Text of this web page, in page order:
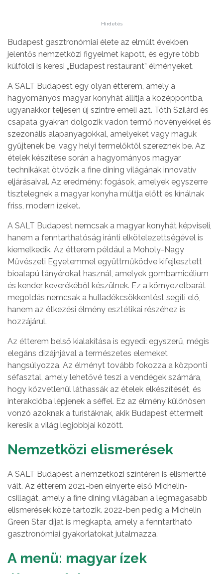
Hirdetés
Budapest gasztronómiai élete az elmúlt években
jelentős nemzetközi figyelmet kapott, és egyre több
külföldi is keresi „Budapest restaurant” élményeket.
A SALT Budapest egy olyan étterem, amely a
hagyományos magyar konyhát állítja a középpontba,
ugyanakkor teljesen új szintre emeli azt. Tóth Szilárd és
csapata gyakran dolgozik vadon termő növényekkel és
szezonális alapanyagokkal, amelyeket vagy maguk
gyűjtenek be, vagy helyi termelőktől szereznek be. Az
ételek készítése során a hagyományos magyar
technikákat ötvözik a fine dining világának innovatív
eljárásaival. Az eredmény: fogások, amelyek egyszerre
tisztelegnek a magyar konyha múltja előtt és kínálnak
friss, modern ízeket.
A SALT Budapest nemcsak a magyar konyhát képviseli,
hanem a fenntarthatóság iránti elkötelezettségével is
kiemelkedik. Az étterem például a Moholy-Nagy
Művészeti Egyetemmel együttműködve kifejlesztett
bioalapú tányérokat használ, amelyek gombamicélium
és kender keverékéből készülnek. Ez a környezetbarát
megoldás nemcsak a hulladékcsökkentést segíti elő,
hanem az étkezési élmény esztétikai részéhez is
hozzájárul.
Az étterem belső kialakítása is egyedi: egyszerű, mégis
elegáns dizájnjával a természetes elemeket
hangsúlyozza. Az élményt tovább fokozza a központi
séfasztal, amely lehetővé teszi a vendégek számára,
hogy közvetlenül láthassák az ételek elkészítését, és
interakcióba lépjenek a séffel. Ez az élmény különösen
vonzó azoknak a turistáknak, akik Budapest éttermeit
keresik a világ legjobbjai között.
Nemzetközi elismerések
A SALT Budapest a nemzetközi színtéren is elismertté
vált. Az étterem 2021-ben elnyerte első Michelin-
csillagát, amely a fine dining világában a legmagasabb
elismerések közé tartozik. 2022-ben pedig a Michelin
Green Star díjat is megkapta, amely a fenntartható
gasztronómiai gyakorlatokat jutalmazza.
A menü: magyar ízek